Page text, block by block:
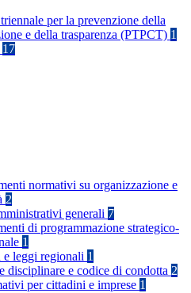
per la prevenzione della
e della trasparenza (PTPCT) 1
17
normativi su organizzazione e
2
generali 7
di programmazione strategico-
1
e leggi regionali 1
disciplinare e codice di condotta 2
per cittadini e imprese 1